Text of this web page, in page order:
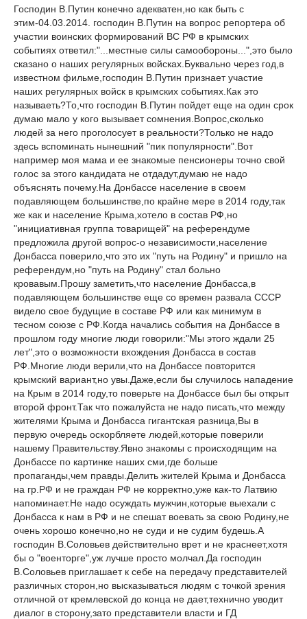
Господин В.Путин конечно адекватен,но как быть с
этим-04.03.2014. господин В.Путин на вопрос репортера об
участии воинских формирований ВС РФ в крымских
событиях ответил:"...местные силы самообороны...",это было
сказано о наших регулярных войсках.Буквально через год,в
известном фильме,господин В.Путин признает участие
наших регулярных войск в крымских событиях.Как это
называеть?То,что господин В.Путин пойдет еще на один срок
думаю мало у кого вызывает сомнения.Вопрос,сколько
людей за него проголосует в реальности?Только не надо
здесь вспоминать нынешний "пик популярности".Вот
например моя мама и ее знакомые пенсионеры точно свой
голос за этого кандидата не отдадут,думаю не надо
объяснять почему.На Донбассе население в своем
подавляющем большинстве,по крайне мере в 2014 году,так
же как и население Крыма,хотело в состав РФ,но
"инициативная группа товарищей" на референдуме
предложила другой вопрос-о независимости,население
Донбасса поверило,что это их "путь на Родину" и пришло на
референдум,но "путь на Родину" стал больно
кровавым.Прошу заметить,что население Донбасса,в
подавляющем большинстве еще со времен развала СССР
видело свое будущие в составе РФ или как минимум в
тесном союзе с РФ.Когда начались события на Донбассе в
прошлом году многие люди говорили:"Мы этого ждали 25
лет",это о возможности вхождения Донбасса в состав
РФ.Многие люди верили,что на Донбассе повторится
крымский вариант,но увы.Даже,если бы случилось нападение
на Крым в 2014 году,то поверьте на Донбассе был бы открыт
второй фронт.Так что пожалуйста не надо писать,что между
жителями Крыма и Донбасса гигантская разница,Вы в
первую очередь оскорбляете людей,которые поверили
нашему Правительству.Явно знакомы с происходящим на
Донбассе по картинке наших сми,где больше
пропаганды,чем правды.Делить жителей Крыма и Донбасса
на гр.РФ и не граждан РФ не корректно,уже как-то Латвию
напоминает.Не надо осуждать мужчин,которые выехали с
Донбасса к нам в РФ и не спешат воевать за свою Родину,не
очень хорошо конечно,но не суди и не судим будешь.А
господин В.Соловьев действительно врет и не краснеет,хотя
бы о "военторге",уж лучше просто молчал.Да господин
В.Соловьев приглашает к себе на передачу представителей
различных сторон,но высказываться людям с точкой зрения
отличной от кремлевской до конца не дает,технично уводит
диалог в сторону,зато представители власти и ГД